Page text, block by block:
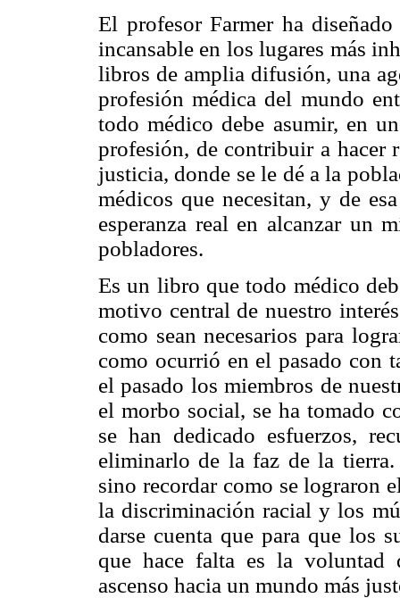
El profesor Farmer ha
incansable en los lugares más
libros de amplia difusión, una
profesión médica del mundo
todo médico debe asumir, en
profesión, de contribuir a hacer
justicia, donde se le dé a la
médicos que necesitan, y de
esperanza real en alcanzar un
pobladores.
Es un libro que todo médico
motivo central de nuestro
como sean necesarios para
como ocurrió en el pasado con
el pasado los miembros de
el morbo social, se ha tomado
se han dedicado esfuerzos,
eliminarlo de la faz de la
sino recordar como se lograron
la discriminación racial y los
darse cuenta que para que los
que hace falta es la voluntad
ascenso hacia un mundo más